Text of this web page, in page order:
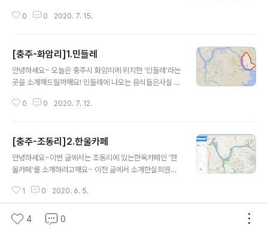
지역음식 경연대회에서도수상한 이력이 있네요!ㅎㅎ 식당
나옵니다~..
거에요! 커피단월에 대한 자세한 정보는 여기링크를참고해
연인분들에게 꼭 추천하고 싶은카페에요! 아래 화살표 방
향대로카페 주차장 입구로 들어오세요~ 주차장에 차가 꽉
차있으면아래 화살표로 가셔서 보조 주차장을 이용해주시
월카페 입구입니다! 입구에 들어가자마자 눈을 사로잡은
과..
0 0 2020. 7. 15.
[충주-화암리]1.민들레
안녕하세요~ 오늘은 충주시 화암리에 위치한 '민들레'라는
곳을 소개해드릴까해요! 민들레에 나오는 음식들은사실 다
보를 따로말씀드리진 않을거에요 ㅎㅎ 정말 자연안에서 밥
에서 대략 30분정도 되는 거리에요~ 주차장 입구에요! 주
차장 근처에 화장실도 있네요~ 주차를 하시고 나면민들레
라는 간판이 있는곳으로 오시면 됩니다! 입구부터 여름분
가 가능하다는 점이에요! 나무에 둘러쌓여 먹으면괜시리
기분도 좋아진답니다 ㅎㅎ 겨울엔 고구마도 굽는건지 ㅎㅎ
담에 오면 어떤 용도인지 물어봐야겠어요~ 벽을 모두 창문
으로 만..
0 0 2020. 7. 12.
[충주-조동리]2.한울카페
안녕하세요~이번 글에서는 조동리에 있는한옥카페인 '한
울카페'를 소개하려고해요~ 이전 글에서 소개한실희원이
기 전에 영업시간 확인해주시고!특히 화요일은 매주 정기
휴일인거두 번확인해주세요! 한울카페를 네비찍고 오셔도
지나칠 가능성이 커요 ㅎㅎ근처에 큰 매운탕집이 있는데그
1 0 2020. 6. 5.
4 0